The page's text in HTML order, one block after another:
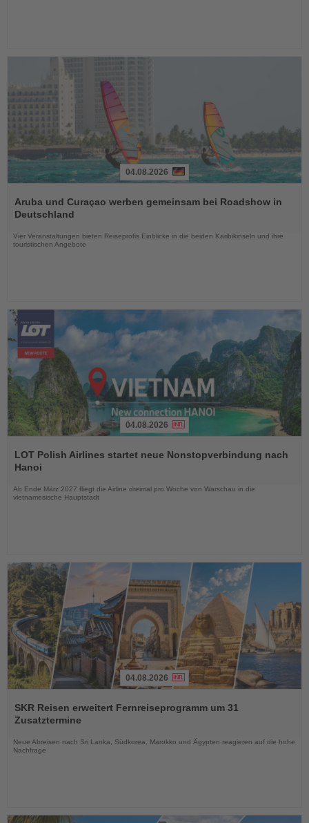
Sie
die
04.08.2026
Aruba und Curaçao werben gemeinsam bei Roadshow in
Deutschland
Vier Veranstaltungen bieten Reiseprofis Einblicke in die beiden Karibikinseln und ihre
touristischen Angebote
Sie
die
04.08.2026
LOT Polish Airlines startet neue Nonstopverbindung nach
Hanoi
Ab Ende März 2027 fliegt die Airline dreimal pro Woche von Warschau in die
vietnamesische Hauptstadt
Sie
die
04.08.2026
SKR Reisen erweitert Fernreiseprogramm um 31
Zusatztermine
Neue Abreisen nach Sri Lanka, Südkorea, Marokko und Ägypten reagieren auf die hohe
Nachfrage